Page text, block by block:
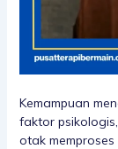
Kemampuan
faktor
otak